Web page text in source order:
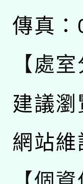
傳真
【處
建議
網站維